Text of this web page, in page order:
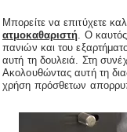
Μπορείτε να επιτύχετε
ατμοκαθαριστή . Ο
πανιών και του
αυτή τη δουλειά. Στη
Ακολουθώντας αυτή τη
χρήση πρόσθετων